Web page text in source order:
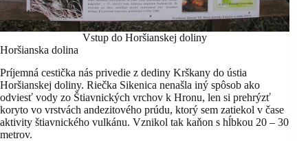
Vstup do Horšianskej doliny
Horšianska dolina
Príjemná cestička nás privedie z dediny Krškany do ústia
Horšianskej doliny. Riečka Sikenica nenašla iný spôsob ako
odviesť vody zo Štiavnických vrchov k Hronu, len si prehrýzť
koryto vo vrstvách andezitového prúdu, ktorý sem zatiekol v čase
aktivity štiavnického vulkánu. Vznikol tak kaňon s hĺbkou 20 – 30
metrov.